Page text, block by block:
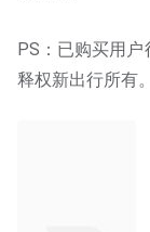
PS：已购买用
释权新出行所有。